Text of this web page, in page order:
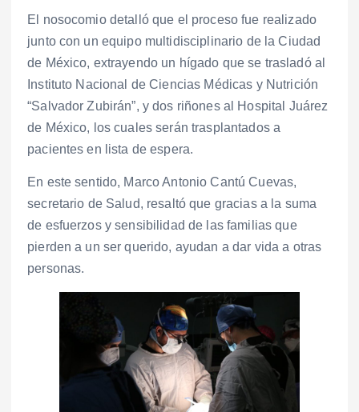
El nosocomio detalló que el proceso fue realizado
junto con un equipo multidisciplinario de la Ciudad
de México, extrayendo un hígado que se trasladó al
Instituto Nacional de Ciencias Médicas y Nutrición
“Salvador Zubirán”, y dos riñones al Hospital Juárez
de México, los cuales serán trasplantados a
pacientes en lista de espera.
En este sentido, Marco Antonio Cantú Cuevas,
secretario de Salud, resaltó que gracias a la suma
de esfuerzos y sensibilidad de las familias que
pierden a un ser querido, ayudan a dar vida a otras
personas.